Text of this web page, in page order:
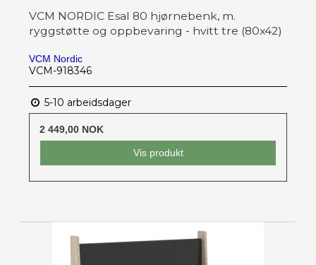
VCM NORDIC Esal 80 hjørnebenk, m.
ryggstøtte og oppbevaring - hvitt tre (80x42)
VCM Nordic
VCM-918346
5-10 arbeidsdager
2 449,00 NOK
Vis produkt